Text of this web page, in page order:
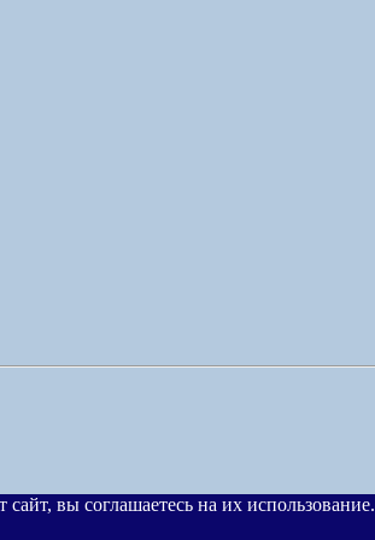
сайт, вы соглашаетесь на их использование.